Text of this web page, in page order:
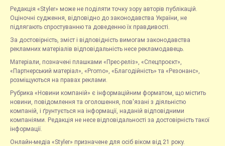
Редакція «Styler» може не поділяти точку зору авторів публікацій.
Оціночні судження, відповідно до законодавства України, не
підлягають спростуванню та доведенню їх правдивості.
За достовірність, зміст і відповідність вимогам законодавства
рекламних матеріалів відповідальність несе рекламодавець.
Матеріали, позначені плашками «Прес-реліз», «Спецпроєкт»,
«Партнерський матеріал», «Promo», «Благодійність» та «Резонанс»,
розміщуються на правах реклами.
Рубрика «Новини компаній» є інформаційним форматом, що містить
новини, повідомлення та оголошення, пов'язані з діяльністю
компаній, і ґрунтується на інформації, наданій відповідними
компаніями. Редакція не несе відповідальності за достовірність такої
інформації.
Онлайн-медіа «Styler» призначене для осіб віком від 21 року.